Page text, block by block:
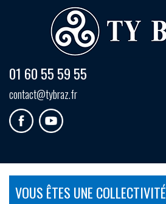
01 60 55 59 55
contact@tybraz.fr
VOUS ÊTES UNE COLLECTIVITÉ